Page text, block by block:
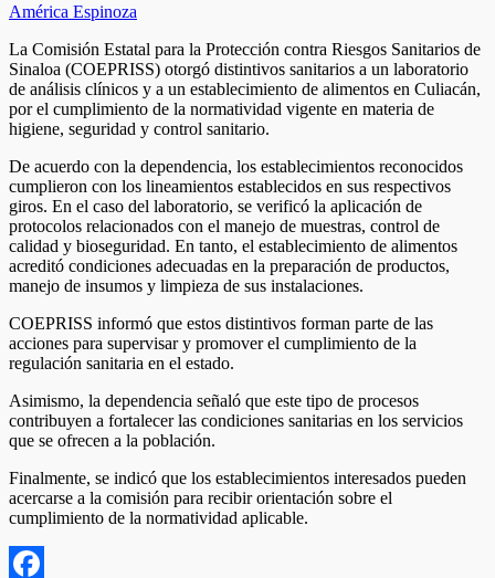
América Espinoza
La Comisión Estatal para la Protección contra Riesgos Sanitarios de
Sinaloa (COEPRISS) otorgó distintivos sanitarios a un laboratorio
de análisis clínicos y a un establecimiento de alimentos en Culiacán,
por el cumplimiento de la normatividad vigente en materia de
higiene, seguridad y control sanitario.
De acuerdo con la dependencia, los establecimientos reconocidos
cumplieron con los lineamientos establecidos en sus respectivos
giros. En el caso del laboratorio, se verificó la aplicación de
protocolos relacionados con el manejo de muestras, control de
calidad y bioseguridad. En tanto, el establecimiento de alimentos
acreditó condiciones adecuadas en la preparación de productos,
manejo de insumos y limpieza de sus instalaciones.
COEPRISS informó que estos distintivos forman parte de las
acciones para supervisar y promover el cumplimiento de la
regulación sanitaria en el estado.
Asimismo, la dependencia señaló que este tipo de procesos
contribuyen a fortalecer las condiciones sanitarias en los servicios
que se ofrecen a la población.
Finalmente, se indicó que los establecimientos interesados pueden
acercarse a la comisión para recibir orientación sobre el
cumplimiento de la normatividad aplicable.